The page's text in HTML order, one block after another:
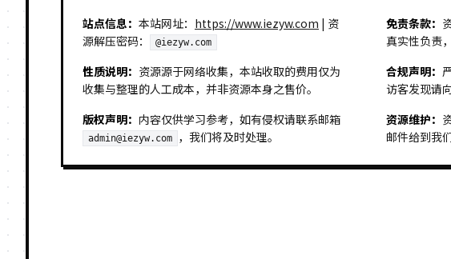
站点信息： 本站网址： https://www.iezyw.com | 资
源解压密码：
@iezyw.com
性质说明： 资源源于网络收集，本站收取的费用仅为
收集与整理的人工成本，并非资源本身之售价。
版权声明： 内容仅供学习参考，如有侵权请联系邮箱
admin@iezyw.com ，我们将及时处理。
免责条款：
真实性负责
合规声明：
访客发现请
资源维护：
邮件给到我